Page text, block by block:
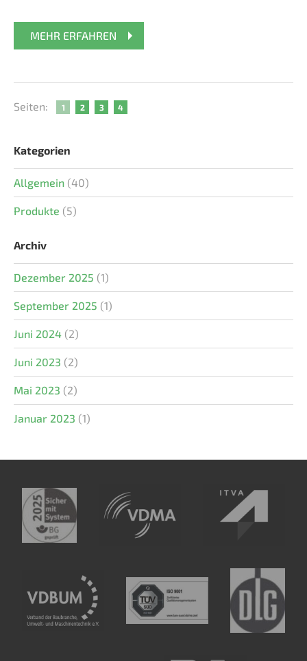
MEHR ERFAHREN
Seiten: 1 2 3 4
Kategorien
Allgemein (40)
Produkte (5)
Archiv
Dezember 2025 (1)
September 2025 (1)
Juni 2024 (2)
Juni 2023 (2)
Mai 2023 (2)
Januar 2023 (1)